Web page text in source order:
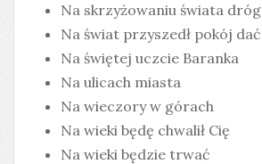
Na skrzyżowaniu świata dróg
Na świat przyszedł pokój dać
Na świętej uczcie Baranka
Na ulicach miasta
Na wieczory w górach
Na wieki będę chwalił Cię
Na wieki będzie trwać